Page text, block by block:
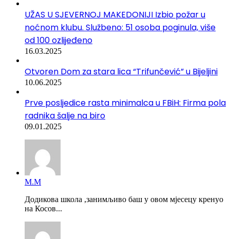
UŽAS U SJEVERNOJ MAKEDONIJI Izbio požar u
noćnom klubu. Službeno: 51 osoba poginula, više
od 100 ozlijeđeno
16.03.2025
Otvoren Dom za stara lica “Trifunčević” u Bijeljini
10.06.2025
Prve posljedice rasta minimalca u FBiH: Firma pola
radnika šalje na biro
09.01.2025
М.М
Додикова школа ,занимљиво баш у овом мјесецу кренуо
на Косов...